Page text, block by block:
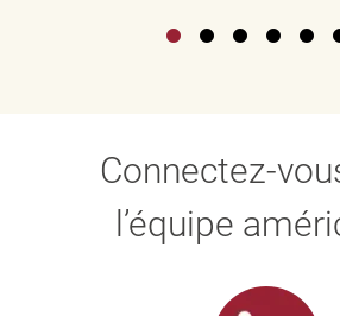
Connectez-
l’équipe